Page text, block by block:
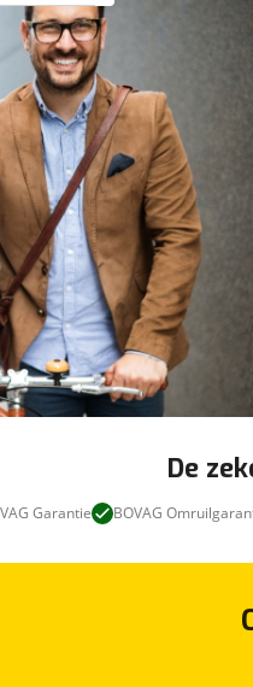
De
Garantie BOVAG